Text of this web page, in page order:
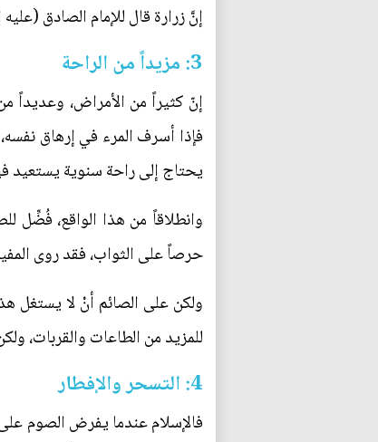
إنَّ زرارة قال للإمام الصادق
3: مزيداً من الراحة
إنّ كثيراً من الأمراض، وعديداً
فإذا أسرف المرء في إرهاق
يحتاج إلى راحة سنوية يستعيد
وانطلاقاً من هذا الواقع، فُضِّل
حرصاً على الثواب، فقد روى
ولكن على الصائم أنْ لا يستغل
للمزيد من الطاعات والقربات،
4: التسحر والإفطار
فالإسلام عندما يفرض الصوم